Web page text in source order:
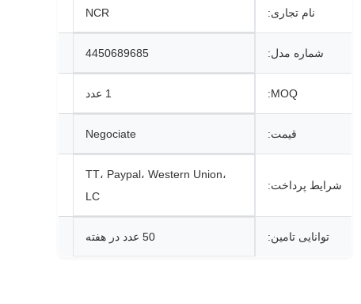
نام تجاری: NCR
شماره مدل: 4450689685
MOQ: 1 عدد
قیمت: Negociate
شرایط پرداخت:
TT، Paypal، Western Union،
LC
توانایی تامین: 50 عدد در هفته